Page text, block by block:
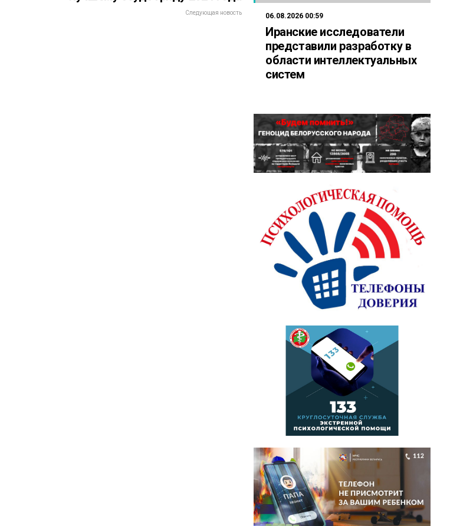
Следующая новость 06.08.2026 00:59
Иранские исследователи
представили разработку в
области интеллектуальных
систем